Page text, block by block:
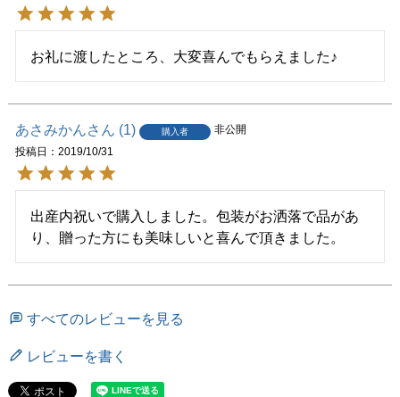
お礼に渡したところ、大変喜んでもらえました♪
あさみかん 1 購入者
非公開
投稿日
2019/10/31
出産内祝いで購入しました。包装がお洒落で品があ
り、贈った方にも美味しいと喜んで頂きました。
すべてのレビューを見る
レビューを書く